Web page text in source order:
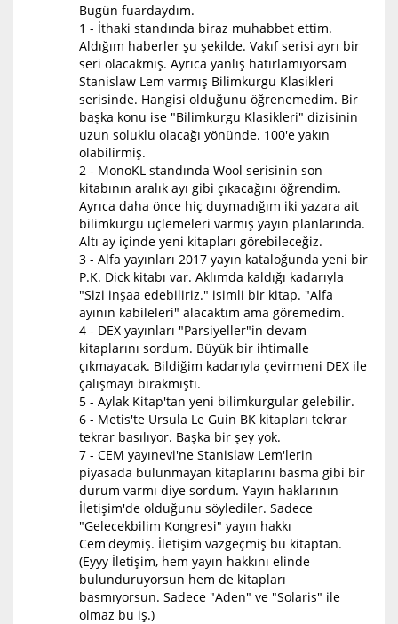
Bugün fuardaydım.
1 - İthaki standında biraz muhabbet ettim.
Aldığım haberler şu şekilde. Vakıf serisi ayrı bir
seri olacakmış. Ayrıca yanlış hatırlamıyorsam
Stanislaw Lem varmış Bilimkurgu Klasikleri
serisinde. Hangisi olduğunu öğrenemedim. Bir
başka konu ise "Bilimkurgu Klasikleri" dizisinin
uzun soluklu olacağı yönünde. 100'e yakın
olabilirmiş.
2 - MonoKL standında Wool serisinin son
kitabının aralık ayı gibi çıkacağını öğrendim.
Ayrıca daha önce hiç duymadığım iki yazara ait
bilimkurgu üçlemeleri varmış yayın planlarında.
Altı ay içinde yeni kitapları görebileceğiz.
3 - Alfa yayınları 2017 yayın kataloğunda yeni bir
P.K. Dick kitabı var. Aklımda kaldığı kadarıyla
"Sizi inşaa edebiliriz." isimli bir kitap. "Alfa
ayının kabileleri" alacaktım ama göremedim.
4 - DEX yayınları "Parsiyeller"in devam
kitaplarını sordum. Büyük bir ihtimalle
çıkmayacak. Bildiğim kadarıyla çevirmeni DEX ile
çalışmayı bırakmıştı.
5 - Aylak Kitap'tan yeni bilimkurgular gelebilir.
6 - Metis'te Ursula Le Guin BK kitapları tekrar
tekrar basılıyor. Başka bir şey yok.
7 - CEM yayınevi'ne Stanislaw Lem'lerin
piyasada bulunmayan kitaplarını basma gibi bir
durum varmı diye sordum. Yayın haklarının
İletişim'de olduğunu söylediler. Sadece
"Gelecekbilim Kongresi" yayın hakkı
Cem'deymiş. İletişim vazgeçmiş bu kitaptan.
(Eyyy İletişim, hem yayın hakkını elinde
bulunduruyorsun hem de kitapları
basmıyorsun. Sadece "Aden" ve "Solaris" ile
olmaz bu iş.)